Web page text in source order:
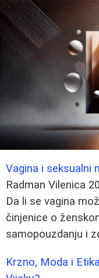
Vagina i seksualni
Radman Vilenica
Da li se vagina
činjenice o
samopouzdanju i
Krzno, Moda i